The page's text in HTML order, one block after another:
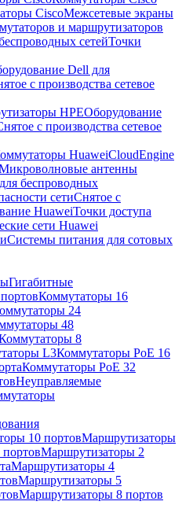
CiscoМежсетевые экраны
и маршрутизаторов
сетейТочки
Dell для
с производства сетевое
HPEОборудование
с производства сетевое
HuaweiCloudEngine
антенны
беспроводных
сетиСнятое с
HuaweiТочки доступа
сети Huawei
Системы питания для сотовых
Гигабитные
Коммутаторы 16
24
48
8
L3Коммутаторы PoE 16
Коммутаторы PoE 32
Неуправляемые
10 портовМаршрутизаторы
Маршрутизаторы 2
Маршрутизаторы 4
Маршрутизаторы 5
Маршрутизаторы 8 портов